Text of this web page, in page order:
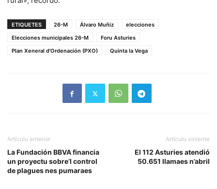
ETIQUETES 26-M Álvaro Muñiz
elecciones
Elecciones municipales 26-M
Foru Asturies
Plan Xeneral d'Ordenación (PXO)
Quinta la Vega
Artículu anterior
La Fundación BBVA financia
un proyectu sobre’l control
de plagues nes pumaraes
Artículu viniente
El 112 Asturies atendió
50.651 llamaes n’abril